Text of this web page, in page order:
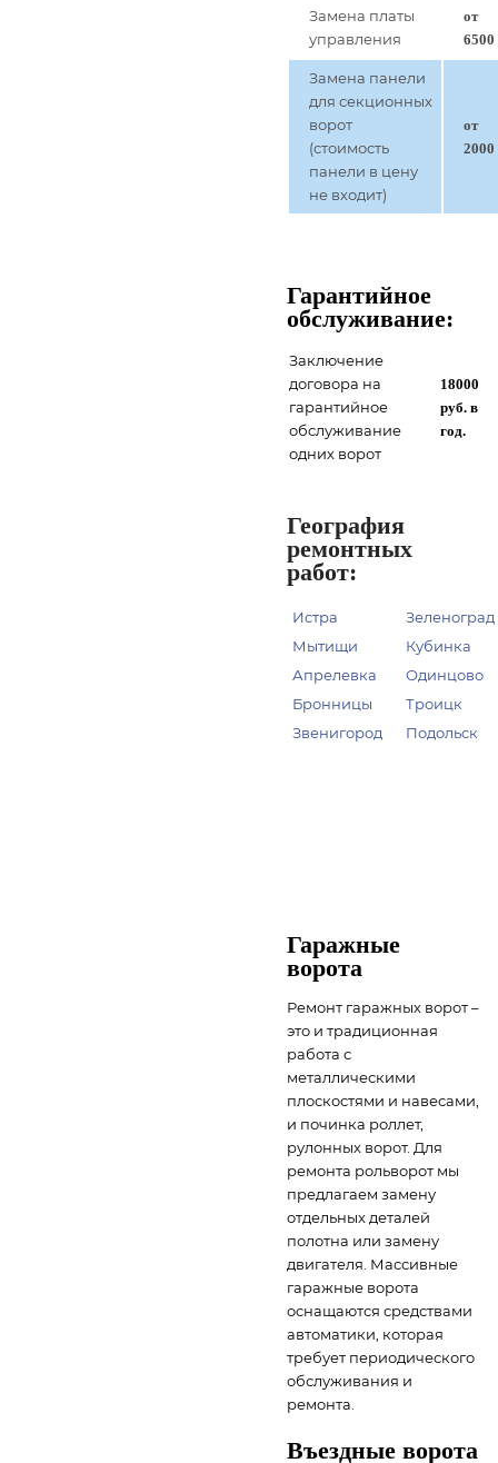
Замена платы
управления
от
6500
Замена панели
для секционных
ворот
(стоимость
панели в цену
не входит)
от
2000
Гарантийное
обслуживание:
Заключение
договора на
гарантийное
обслуживание
одних ворот
18000
руб. в
год.
География
ремонтных
работ:
Истра
Зеленоград
Мытищи
Кубинка
Апрелевка
Одинцово
Бронницы
Троицк
Звенигород
Подольск
Гаражные
ворота
Ремонт гаражных ворот –
это и традиционная
работа с
металлическими
плоскостями и навесами,
и починка роллет,
рулонных ворот. Для
ремонта рольворот мы
предлагаем замену
отдельных деталей
полотна или замену
двигателя. Массивные
гаражные ворота
оснащаются средствами
автоматики, которая
требует периодического
обслуживания и
ремонта.
Въездные ворота